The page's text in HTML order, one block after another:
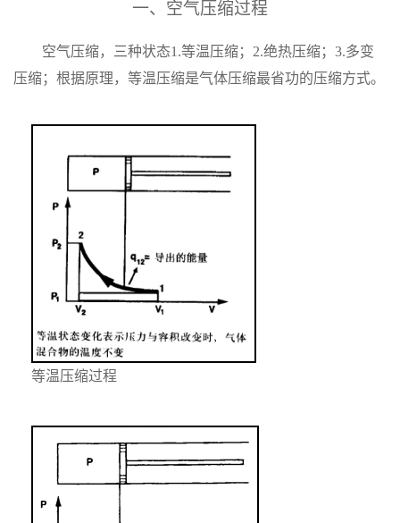
一、空气压缩过程
空气压缩，三种状态1.等温压缩；2.绝热压缩；3.多变
压缩；根据原理，等温压缩是气体压缩最省功的压缩方式。
等温压缩过程